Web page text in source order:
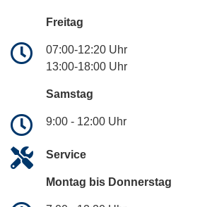
Freitag
07:00-12:20 Uhr
13:00-18:00 Uhr
Samstag
9:00 - 12:00 Uhr
Service
Montag bis Donnerstag